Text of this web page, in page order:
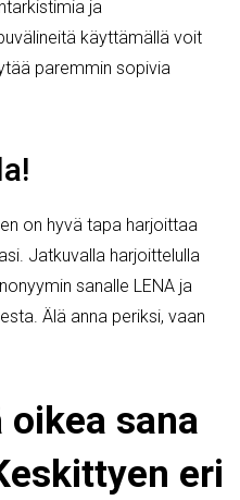
ja
käyttämällä voit
paremmin sopivia
on hyvä tapa harjoittaa
Jatkuvalla harjoittelulla
sanalle LENA ja
Älä anna periksi, vaan
sana
eri